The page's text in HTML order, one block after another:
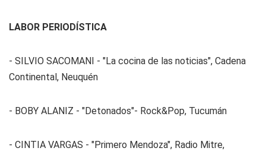
LABOR PERIODÍSTICA
- SILVIO SACOMANI - "La cocina de las noticias", Cadena
Continental, Neuquén
- BOBY ALANIZ - "Detonados"- Rock&Pop, Tucumán
- CINTIA VARGAS - "Primero Mendoza", Radio Mitre,